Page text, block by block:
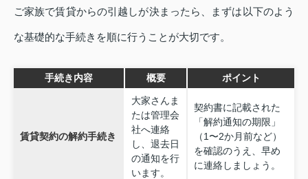
ご家族で賃貸からの引越しが決まったら、まずは以下のよう
な基礎的な手続きを順に行うことが大切です。
手続き内容 概要 ポイント
賃貸契約の解約手続き
大家さんま
たは管理会
社へ連絡
し、退去日
の通知を行
います。
契約書に記載された
「解約通知の期限」
（1〜2か月前など）
を確認のうえ、早め
に連絡しましょう。